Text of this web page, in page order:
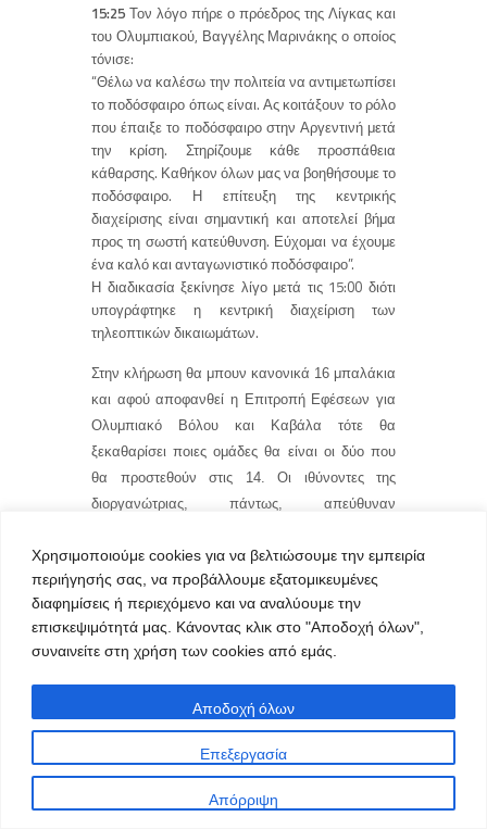
Χρησιμοποιούμε cookies για να βελτιώσουμε την εμπειρία
περιήγησής σας, να προβάλλουμε εξατομικευμένες
διαφημίσεις ή περιεχόμενο και να αναλύουμε την
επισκεψιμότητά μας. Κάνοντας κλικ στο "Αποδοχή όλων",
συναινείτε στη χρήση των cookies από εμάς.
Επεξεργασία
Απόρριψη
Αποδοχή όλων
15:25 Τον λόγο πήρε ο πρόεδρος της Λίγκας και
του Ολυμπιακού, Βαγγέλης Μαρινάκης ο οποίος
τόνισε:
“Θέλω να καλέσω την πολιτεία να αντιμετωπίσει
το ποδόσφαιρο όπως είναι. Ας κοιτάξουν το ρόλο
που έπαιξε το ποδόσφαιρο στην Αργεντινή μετά
την κρίση. Στηρίζουμε κάθε προσπάθεια
κάθαρσης. Καθήκον όλων μας να βοηθήσουμε το
ποδόσφαιρο. Η επίτευξη της κεντρικής
διαχείρισης είναι σημαντική και αποτελεί βήμα
προς τη σωστή κατεύθυνση. Εύχομαι να έχουμε
ένα καλό και ανταγωνιστικό ποδόσφαιρο”.
Η διαδικασία ξεκίνησε λίγο μετά τις 15:00 διότι
υπογράφτηκε η κεντρική διαχείριση των
τηλεοπτικών δικαιωμάτων.
Στην κλήρωση θα μπουν κανονικά 16 μπαλάκια
και αφού αποφανθεί η Επιτροπή Εφέσεων για
Ολυμπιακό Βόλου και Καβάλα τότε θα
ξεκαθαρίσει ποιες ομάδες θα είναι οι δύο που
θα προστεθούν στις 14. Οι ιθύνοντες της
διοργανώτριας, πάντως, απεύθυναν
στην Καβάλα, καθώς επίσης σε Λάρισα και
Πανσερραϊκό.
Η πρώτη αγωνιστική είναι προγραμματισμένη
για τις 27 Αυγούστου.
Πριν την κλήρωση πραγματοποιήθηκε το ΔΣ της
Λίγκας, ωστόσο η εκλογή προέδρου μετατέθηκε
εκρεμμοτήτων των υποθέσεων της Καβάλας και